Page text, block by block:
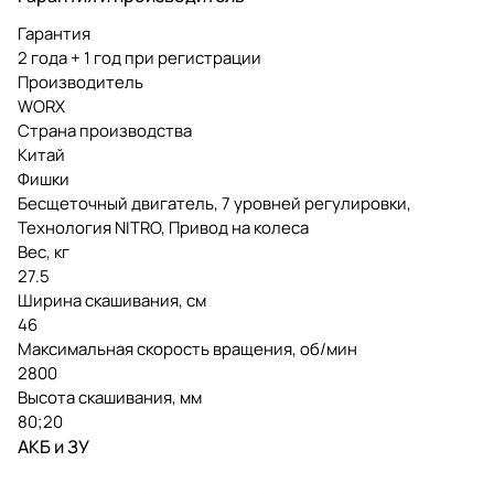
Гарантия
2 года + 1 год при регистрации
Производитель
WORX
Страна производства
Китай
Фишки
Бесщеточный двигатель, 7 уровней регулировки,
Технология NITRO, Привод на колеса
Вес, кг
27.5
Ширина скашивания, см
46
Максимальная скорость вращения, об/мин
2800
Высота скашивания, мм
80;20
АКБ и ЗУ